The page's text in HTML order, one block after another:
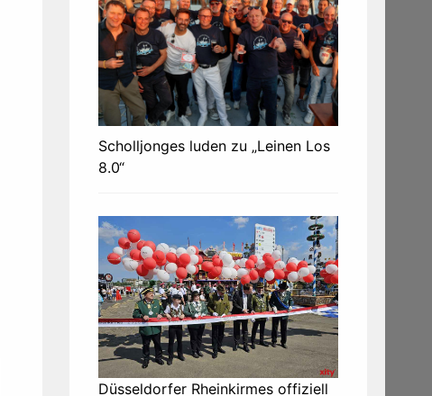
Scholljonges luden zu „Leinen Los
8.0“
Düsseldorfer Rheinkirmes offiziell